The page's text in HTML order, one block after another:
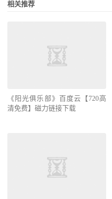
相关推荐
《阳光俱乐部》百度云【720高
清免费】磁力链接下载